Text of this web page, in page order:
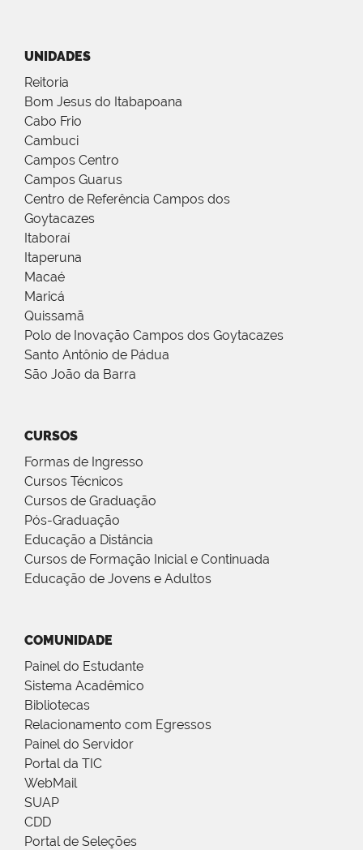
UNIDADES
Reitoria
Bom Jesus do Itabapoana
Cabo Frio
Cambuci
Campos Centro
Campos Guarus
Centro de Referência Campos dos
Goytacazes
Itaboraí
Itaperuna
Macaé
Maricá
Quissamã
Polo de Inovação Campos dos Goytacazes
Santo Antônio de Pádua
São João da Barra
CURSOS
Formas de Ingresso
Cursos Técnicos
Cursos de Graduação
Pós-Graduação
Educação a Distância
Cursos de Formação Inicial e Continuada
Educação de Jovens e Adultos
COMUNIDADE
Painel do Estudante
Sistema Acadêmico
Bibliotecas
Relacionamento com Egressos
Painel do Servidor
Portal da TIC
WebMail
SUAP
CDD
Portal de Seleções